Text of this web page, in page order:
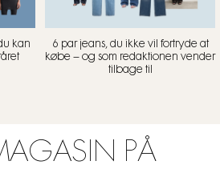
kan
6 par jeans, du ikke vil fortryde at
købe – og som redaktionen vender
tilbage til
PÅ